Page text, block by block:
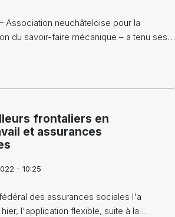
Association neuchâteloise pour la
du savoir-faire mécanique – a tenu ses…
frontaliers en
et assurances
- 10:25
des assurances sociales l'a
l'application flexible, suite à la…